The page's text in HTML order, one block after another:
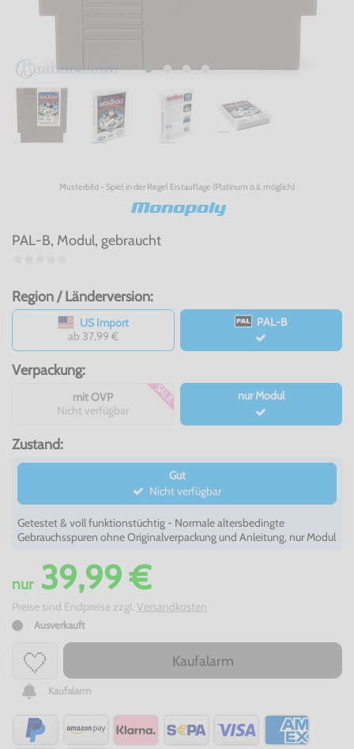
Musterbild - Spiel in der Regel Erstauflage (Platinum o.ä. möglich)
Monopoly
PAL-B, Modul, gebraucht
Region / Länderversion:
US Import
ab 37,99 €
PAL-B
Verpackung:
mit OVP
Nicht verfügbar
SALE nur Modul
Zustand:
Gut
Nicht verfügbar
Getestet & voll funktionstüchtig - Normale altersbedingte
Gebrauchsspuren ohne Originalverpackung und Anleitung, nur Modul
nur39,99 €
Preise sind Endpreise zzgl. Versandkosten
Ausverkauft
Kaufalarm
Kaufalarm